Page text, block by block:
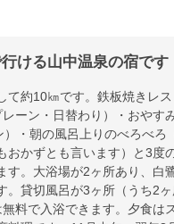
ける山中温泉の宿です
て約10㎞です。鉄板焼きレ
ーン・日替わり）・おやす
）・朝の風呂上りのべろべろ
おかずとも言います）と3度
す。大浴場が2ヶ所あり、白
。貸切風呂が3ヶ所（うち2
料で入浴できます。夕食は